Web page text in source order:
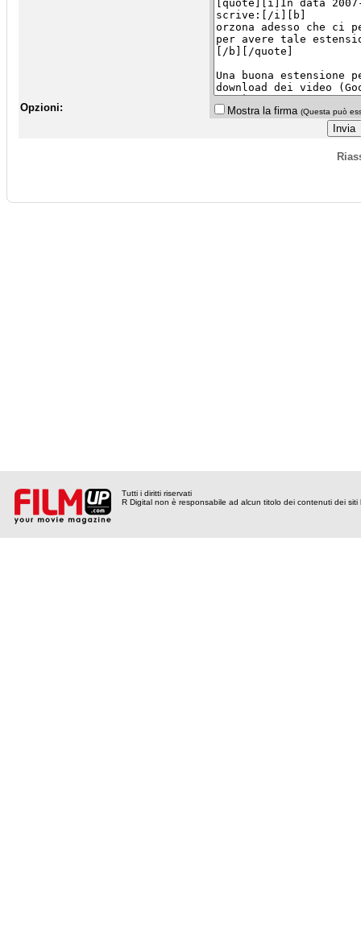
Opzioni: Mostra la firma (Questa può
Tutti i diritti riservati
R Digital non è responsabile ad alcun titolo dei contenuti dei siti